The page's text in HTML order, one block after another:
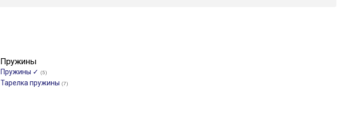
Пружины
Пружины ✓ (5)
Тарелка пружины (7)